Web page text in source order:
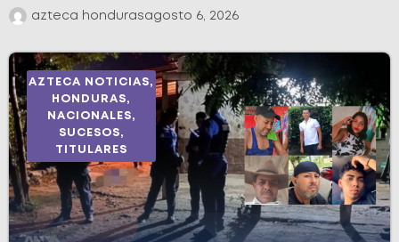
azteca hondurasagosto 6, 2026
AZTECA NOTICIAS,
HONDURAS,
NACIONALES,
SUCESOS,
TITULARES